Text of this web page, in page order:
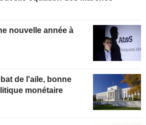
de l'aile, bonne
monétaire